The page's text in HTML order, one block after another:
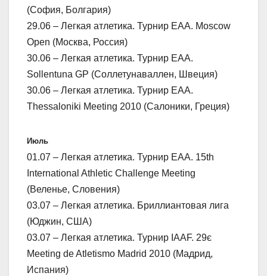
(София, Болгария)
29.06 – Легкая атлетика. Турнир ЕАА. Moscow
Open (Москва, Россия)
30.06 – Легкая атлетика. Турнир ЕАА.
Sollentuna GP (Соллетунаваллен, Швеция)
30.06 – Легкая атлетика. Турнир ЕАА.
Thessaloniki Meeting 2010 (Салоники, Греция)
Июль
01.07 – Легкая атлетика. Турнир ЕАА. 15th
International Athletic Challenge Meeting
(Веленье, Словения)
03.07 – Легкая атлетика. Бриллиантовая лига
(Юджин, США)
03.07 – Легкая атлетика. Турнир IAAF. 29є
Meeting de Atletismo Madrid 2010 (Мадрид,
Испания)